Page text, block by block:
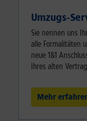
Umzugs-
Sie nennen uns
alle Formalitäten
neue 1&1
Ihres alten
Mehr